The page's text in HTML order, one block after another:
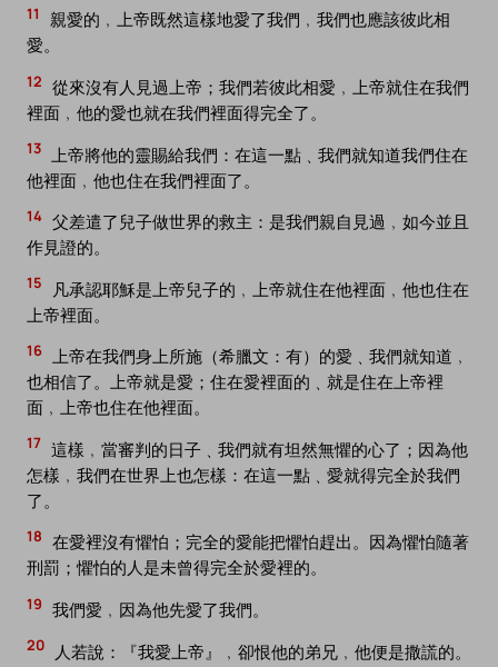
11
親愛的﹐上帝既然這樣地愛了我們﹐我們也應該彼此相
愛。
12 從來沒有人見過上帝；我們若彼此相愛﹐上帝就住在我們
裡面﹐他的愛也就在我們裡面得完全了。
13
上帝將他的靈賜給我們：在這一點﹑我們就知道我們住在
他裡面﹐他也住在我們裡面了。
14 父差遣了兒子做世界的救主：是我們親自見過﹐如今並且
作見證的。
15
凡承認耶穌是上帝兒子的﹐上帝就住在他裡面﹐他也住在
上帝裡面。
16 上帝在我們身上所施（希臘文：有）的愛﹑我們就知道﹐
也相信了。上帝就是愛；住在愛裡面的﹑就是住在上帝裡
面﹐上帝也住在他裡面。
17 這樣﹐當審判的日子﹑我們就有坦然無懼的心了；因為他
怎樣﹐我們在世界上也怎樣：在這一點﹑愛就得完全於我們
了。
18 在愛裡沒有懼怕；完全的愛能把懼怕趕出。因為懼怕隨著
刑罰；懼怕的人是未曾得完全於愛裡的。
19 我們愛﹐因為他先愛了我們。
20
人若說：『我愛上帝』﹐卻恨他的弟兄﹐他便是撒謊的。